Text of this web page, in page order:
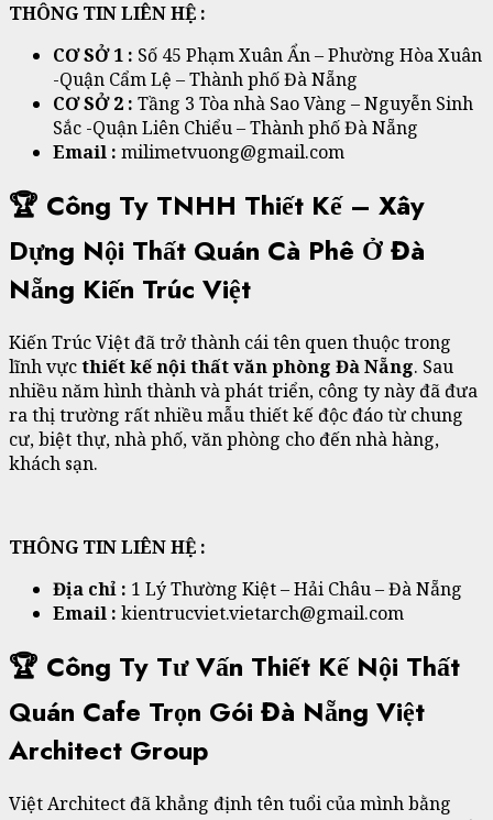
THÔNG TIN LIÊN HỆ :
CƠ SỞ 1 : Số 45 Phạm Xuân Ẩn – Phường Hòa Xuân
-Quận Cẩm Lệ – Thành phố Đà Nẵng
CƠ SỞ 2 : Tầng 3 Tòa nhà Sao Vàng – Nguyễn Sinh
Sắc -Quận Liên Chiểu – Thành phố Đà Nẵng
Email : milimetvuong@gmail.com
🏆 Công Ty TNHH Thiết Kế – Xây
Dựng Nội Thất Quán Cà Phê Ở Đà
Nẵng Kiến Trúc Việt
Kiến Trúc Việt đã trở thành cái tên quen thuộc trong
lĩnh vựcthiết kế nội thất văn phòng Đà Nẵng. Sau
nhiều năm hình thành và phát triển, công ty này đã đưa
ra thị trường rất nhiều mẫu thiết kế độc đáo từ chung
cư, biệt thự, nhà phố, văn phòng cho đến nhà hàng,
khách sạn.
THÔNG TIN LIÊN HỆ :
Địa chỉ : 1 Lý Thường Kiệt – Hải Châu – Đà Nẵng
Email : kientrucviet.vietarch@gmail.com
🏆 Công Ty Tư Vấn Thiết Kế Nội Thất
Quán Cafe Trọn Gói Đà Nẵng Việt
Architect Group
Việt Architect đã khẳng định tên tuổi của mình bằng